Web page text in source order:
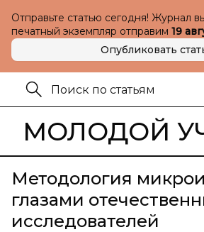
Отправьте статью сегодня! Журнал
печатный экземпляр отправим 19
Опубликовать
МОЛОДОЙ
Методология
глазами
исследователей